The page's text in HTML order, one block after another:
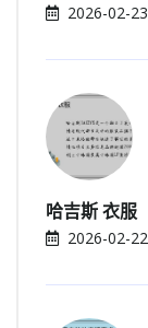
2026-02-
哈吉斯 衣服
2026-02-